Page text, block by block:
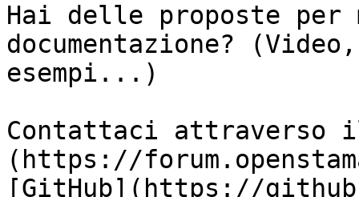
Hai delle proposte per
documentazione?
esempi...)
Contattaci
(https://
[GitHub](https://